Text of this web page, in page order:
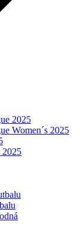
2025
Women´s 2025
2025